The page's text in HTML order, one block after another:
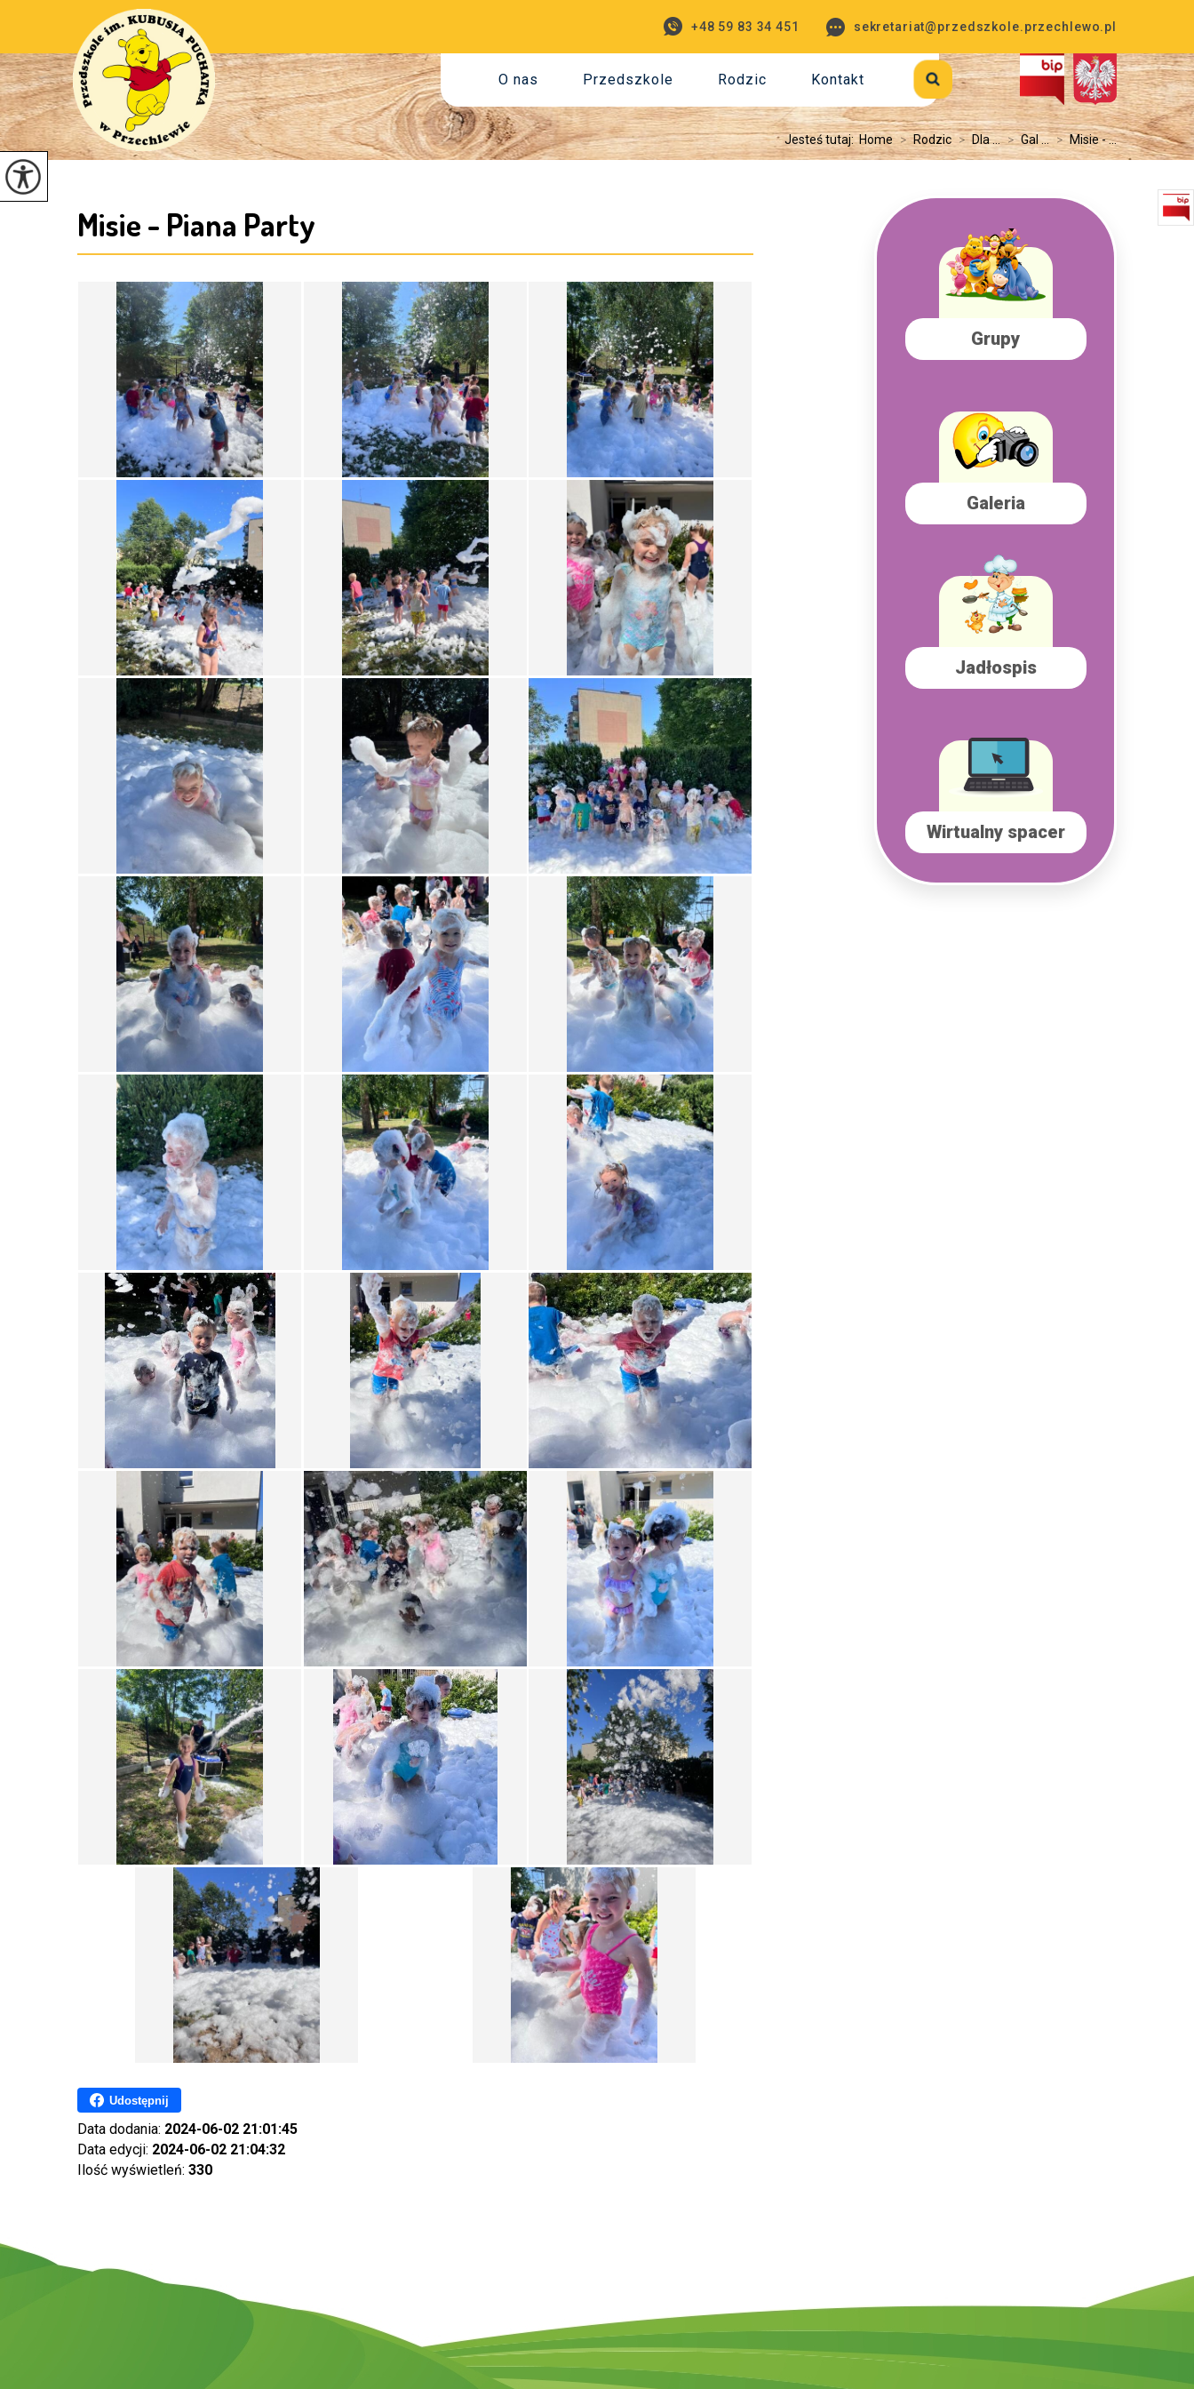
sekretariat@przedszkole.przechlewo.pl
+48 59 83 34 451
O nas Przedszkole Rodzic Kontakt
Jesteś tutaj:Home > Rodzic > Dla ... > Gal ... > Misie - ...
Misie - Piana Party
Udostępnij
Data dodania: 2024-06-02 21:01:45
Data edycji: 2024-06-02 21:04:32
Ilość wyświetleń: 330
Grupy
Galeria
Jadłospis
Wirtualny spacer